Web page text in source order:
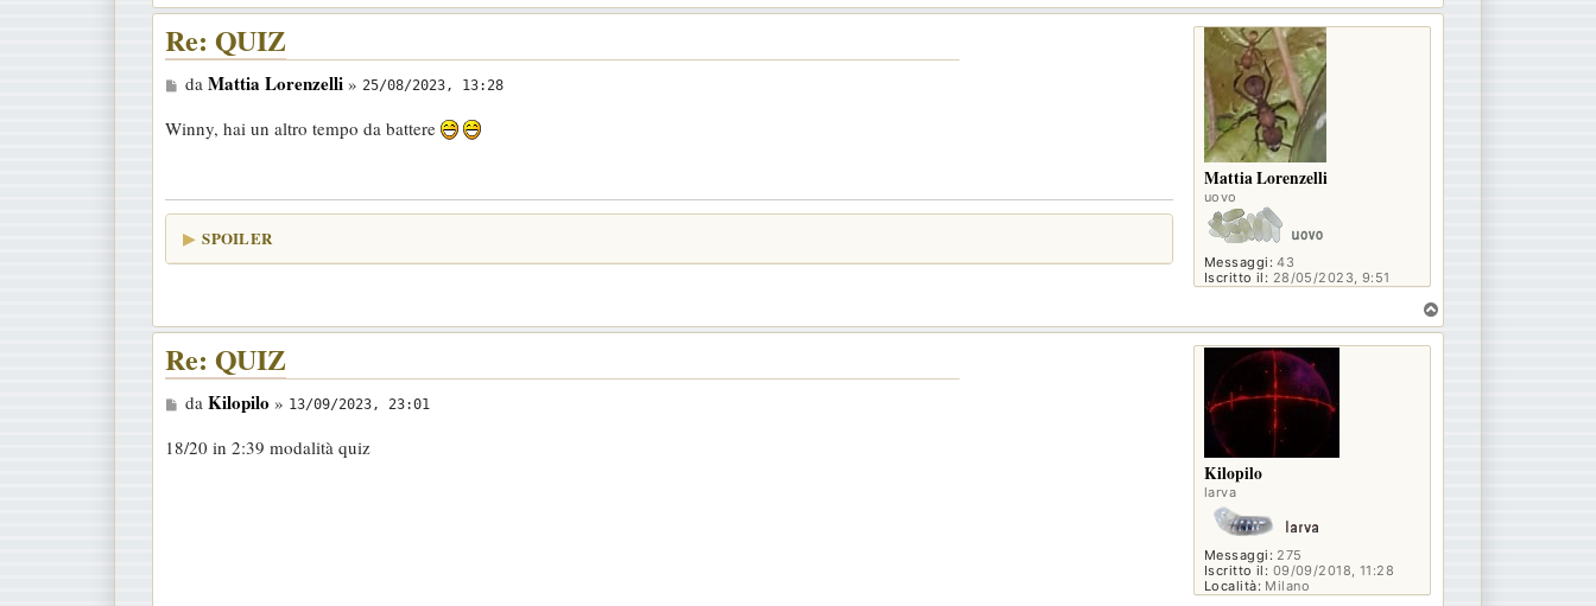
o
Mattia Lorenzelli
uovo
Messaggi: 43
Iscritto il: 28/05/2023, 9:51
Re: QUIZ
M
s
a
g
da Mattia Lorenzelli» 25/08/2023, 13:28
Winny, hai un altro tempo da battere
SPOILER
o
Kilopilo
larva
Messaggi: 275
Iscritto il: 09/09/2018, 11:28
Località: Milano
Re: QUIZ
M
s
da Kilopilo » 13/09/2023, 23:01
18/20 in 2:39 modalità quiz